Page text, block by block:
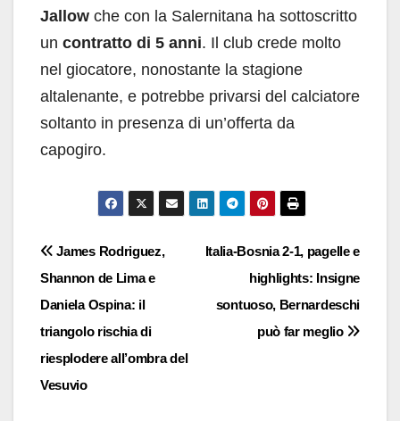
Jallow che con la Salernitana ha sottoscritto
un contratto di 5 anni. Il club crede molto
nel giocatore, nonostante la stagione
altalenante, e potrebbe privarsi del calciatore
soltanto in presenza di un’offerta da
capogiro.
Navigazione
articoli
Italia-Bosnia 2-1, pagelle e
highlights: Insigne
sontuoso, Bernardeschi
può far meglio
James Rodriguez,
Shannon de Lima e
Daniela Ospina: il
triangolo rischia di
riesplodere all’ombra del
Vesuvio